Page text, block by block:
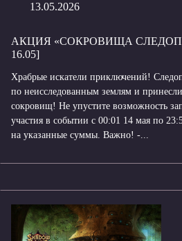
13.05.2026
АКЦИЯ «СОКРОВИЩА
16.05]
Храбрые искатели приключений!
по неисследованным землям и
сокровищ! Не упустите возможность
участия в событии с 00:01 14 мая по
на указанные суммы. Важно! -...